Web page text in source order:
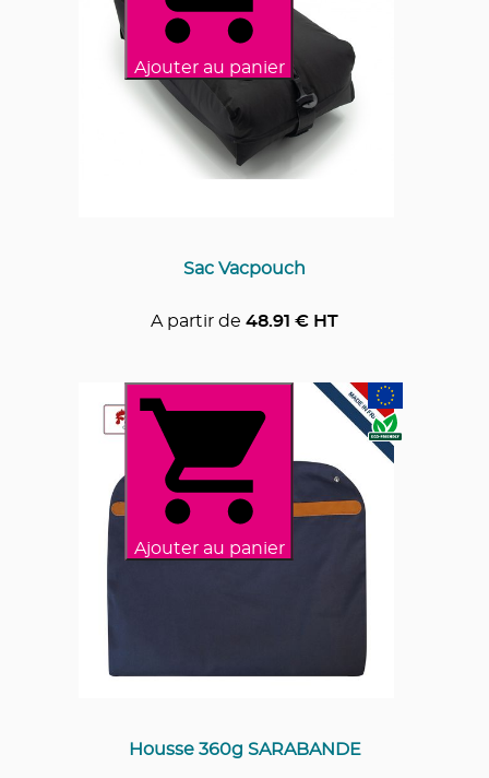
Ajouter au panier
Sac Vacpouch
A partir de 48.91 € HT
Ajouter au panier
Housse 360g SARABANDE